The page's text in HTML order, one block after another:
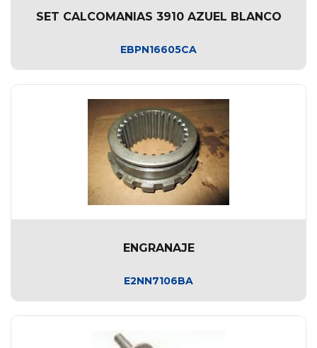
SET CALCOMANIAS 3910 AZUEL BLANCO
EBPN16605CA
ENGRANAJE
E2NN7106BA